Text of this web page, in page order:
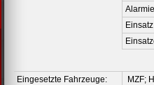
Eingesetzte Fahrzeuge:
MZF;